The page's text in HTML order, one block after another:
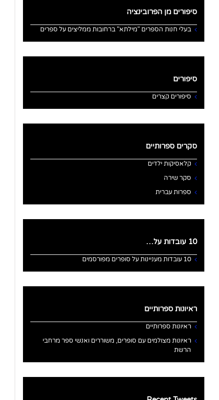
סיפורים מן הפרובינציה
בעלי חנות הספרים "מילתא" ברחובות ממליצים על ספרים
סיפורים
סיפורים קצרים
סקרים ספרותיים
קלאסיקות ילדים
סקר שירה
ספרות עברית
10 עובדות על…
10 עובדות מעניינות על סופרים מפורסמים
ראיונות ספרותיים
ראיונות ספרותיים
ראיונות מצולמים עם סופרים, משוררים ואנשי ספר מרחבי
הרשת